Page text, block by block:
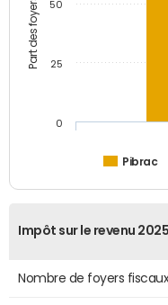
Pibrac
0
25
50
Impôt sur le revenu 2025
Nombre de foyers